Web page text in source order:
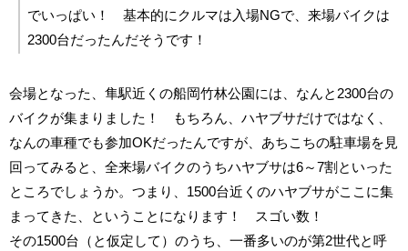
でいっぱい！ 基本的にクルマは入場NGで、来場バイクは
2300台だったんだそうです！
会場となった、隼駅近くの船岡竹林公園には、なんと2300台の
バイクが集まりました！ もちろん、ハヤブサだけではなく、
なんの車種でも参加OKだったんですが、あちこちの駐車場を見
回ってみると、全来場バイクのうちハヤブサは6～7割といった
ところでしょうか。つまり、1500台近くのハヤブサがここに集
まってきた、ということになります！ スゴい数！
その1500台（と仮定して）のうち、一番多いのが第2世代と呼